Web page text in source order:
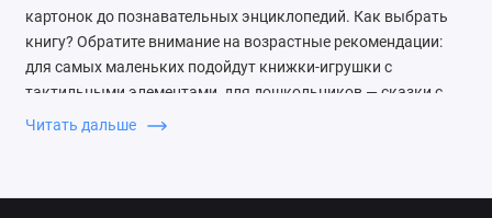
картонок до познавательных энциклопедий. Как выбрать
книгу? Обратите внимание на возрастные рекомендации:
для самых маленьких подойдут книжки-игрушки с
тактильными элементами, для дошкольников — сказки с
крупными иллюстрациями, а для школьников —
Читать дальше